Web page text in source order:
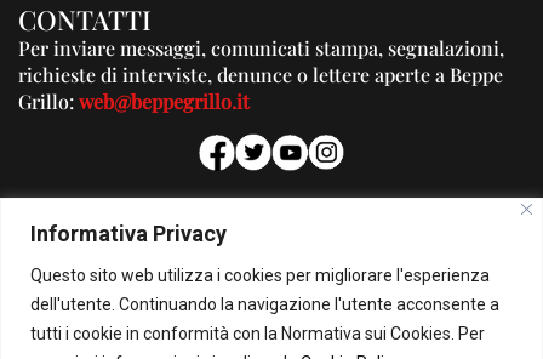
Informativa Privacy
Questo sito web utilizza i cookies per migliorare l'esperienza
dell'utente. Continuando la navigazione l'utente acconsente a
tutti i cookie in conformità con la Normativa sui Cookies. Per
CONTATTI
Per inviare messaggi, comunicati stampa, segnalazioni,
richieste di interviste, denunce o lettere aperte a Beppe
Grillo:web@beppegrillo.it
PUBBLICITA'
Per la tua pubblicità su questo Blog:
pubblicita@beppegrillo.it